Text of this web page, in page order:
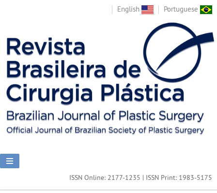
English Portuguese
ISSN Online: 2177-1235 | ISSN Print: 1983-5175